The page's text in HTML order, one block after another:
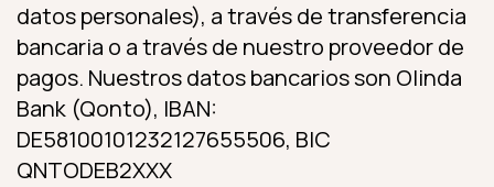
datos personales), a través de transferencia
bancaria o a través de nuestro proveedor de
pagos. Nuestros datos bancarios son Olinda
Bank (Qonto), IBAN:
DE58100101232127655506, BIC
QNTODEB2XXX